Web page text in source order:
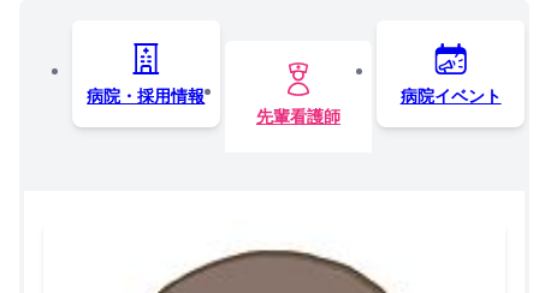
病院・採用情報
先輩看護師
病院イベント